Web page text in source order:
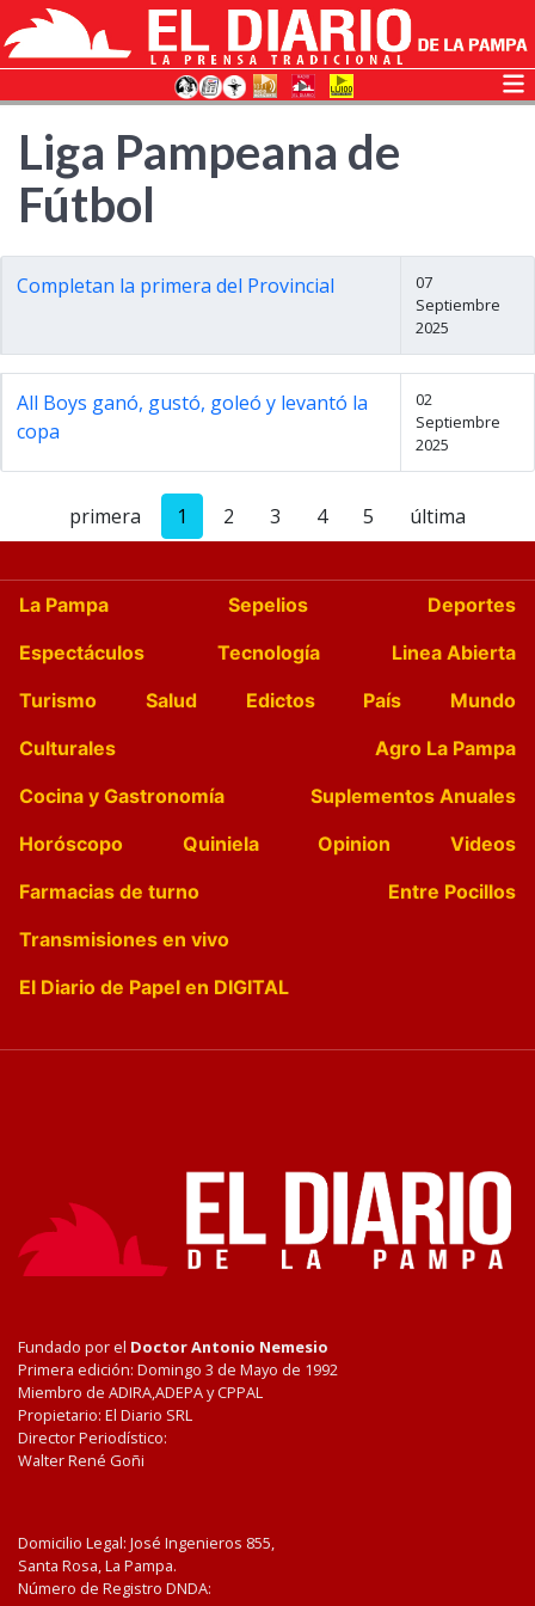
Liga Pampeana de
Fútbol
Completan la primera del Provincial
07
Septiembre
2025
All Boys ganó, gustó, goleó y levantó la
copa
02
Septiembre
2025
primera 1 2 3 4 5 última
La Pampa Sepelios
Deportes
Espectáculos
Tecnología
Linea Abierta
Turismo
Salud Edictos País
Mundo
Culturales
Agro La Pampa
Cocina y Gastronomía
Suplementos Anuales
Horóscopo
Quiniela Opinion
Videos
Farmacias de turno
Entre Pocillos
Transmisiones en vivo
El Diario de Papel en DIGITAL
Fundado por el Doctor Antonio Nemesio
Primera edición: Domingo 3 de Mayo de 1992
Miembro de ADIRA,ADEPA y CPPAL
Propietario: El Diario SRL
Director Periodístico:
Walter René Goñi
Domicilio Legal: José Ingenieros 855,
Santa Rosa, La Pampa.
Número de Registro DNDA: